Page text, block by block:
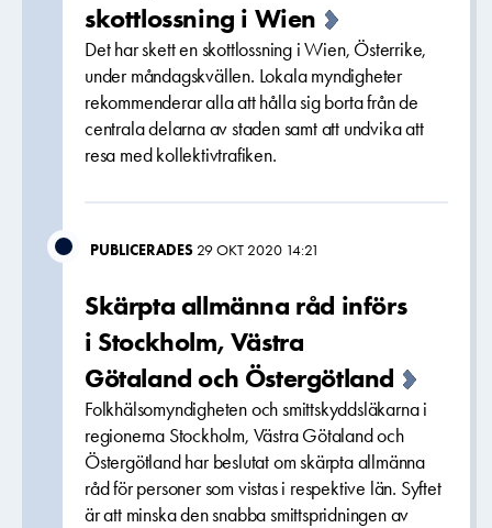
skottlossning i Wien
Det har skett en skottlossning i Wien, Österrike,
under måndagskvällen. Lokala myndigheter
rekommenderar alla att hålla sig borta från de
centrala delarna av staden samt att undvika att
resa med kollektivtrafiken.
PUBLICERADES 29 OKT 2020 14:21
Skärpta allmänna råd införs
i Stockholm, Västra
Götaland och Östergötland
Folkhälsomyndigheten och smittskyddsläkarna i
regionerna Stockholm, Västra Götaland och
Östergötland har beslutat om skärpta allmänna
råd för personer som vistas i respektive län. Syftet
är att minska den snabba smittspridningen av